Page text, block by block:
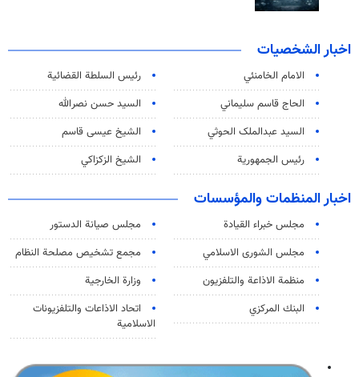
اخبار الشخصيات
الامام الخامنئي
رئیس السلطة القضائیة
الحاج قاسم سليماني
السيد حسن نصرالله
السید عبدالملک الحوثي
الشيخ عيسى قاسم
رئيس الجمهورية
الشيخ الزكزاكي
اخبار المنظمات والمؤسسات
مجلس خبراء القيادة
مجلس صيانة الدستور
مجلس الشورى الاسلامي
مجمع تشخيص مصلحة النظام
منظمة الاذاعة والتلفزیون
وزارة الخارجية
البنك المركزي
اتحاد الاذاعات والتلفزيونات
الاسلامية